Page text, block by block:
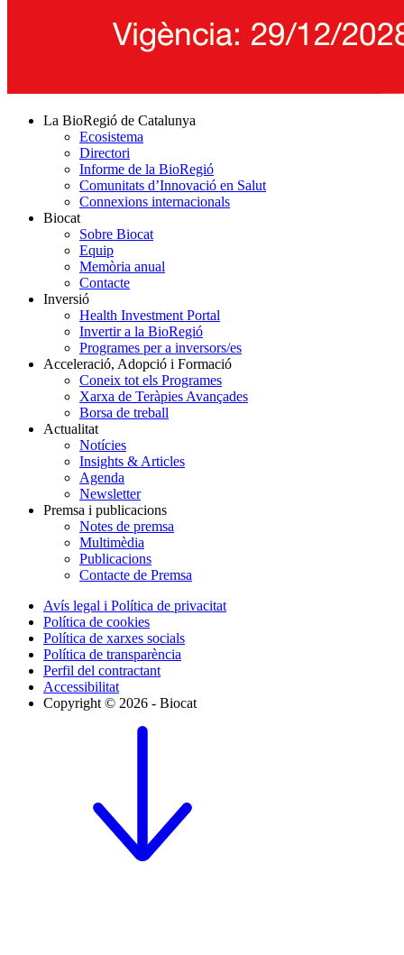
La BioRegió de Catalunya
Ecosistema
Directori
Informe de la BioRegió
Comunitats d’Innovació en Salut
Connexions internacionals
Biocat
Sobre Biocat
Equip
Memòria anual
Contacte
Inversió
Health Investment Portal
Invertir a la BioRegió
Programes per a inversors/es
Acceleració, Adopció i Formació
Coneix tot els Programes
Xarxa de Teràpies Avançades
Borsa de treball
Actualitat
Notícies
Insights & Articles
Agenda
Newsletter
Premsa i publicacions
Notes de premsa
Multimèdia
Publicacions
Contacte de Premsa
Avís legal i Política de privacitat
Política de cookies
Política de xarxes socials
Política de transparència
Perfil del contractant
Accessibilitat
Copyright © 2026 - Biocat